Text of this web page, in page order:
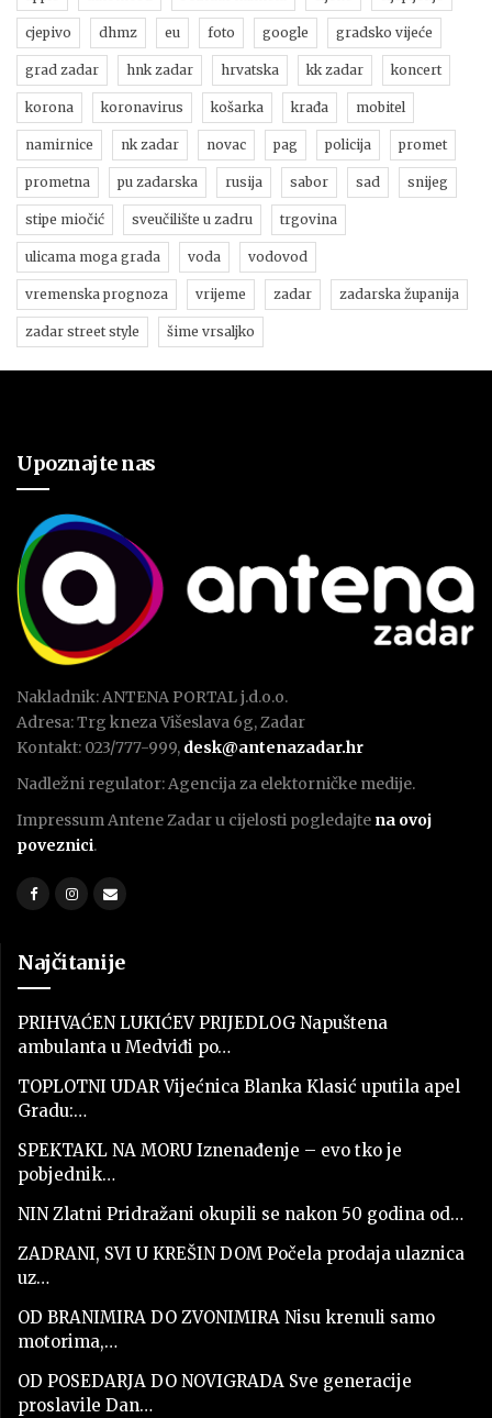
cjepivo dhmz eu foto google gradsko vijeće
grad zadar hnk zadar hrvatska kk zadar koncert
korona koronavirus košarka krađa mobitel
namirnice nk zadar novac pag policija promet
prometna pu zadarska rusija sabor sad snijeg
stipe miočić sveučilište u zadru trgovina
ulicama moga grada voda vodovod
vremenska prognoza vrijeme zadar zadarska županija
zadar street style šime vrsaljko
Upoznajte nas
Nakladnik: ANTENA PORTAL j.d.o.o.
Adresa: Trg kneza Višeslava 6g, Zadar
Kontakt: 023/777-999, desk@antenazadar.hr
Nadležni regulator: Agencija za elektorničke medije.
Impressum Antene Zadar u cijelosti pogledajte na ovoj
poveznici.
Najčitanije
PRIHVAĆEN LUKIĆEV PRIJEDLOG Napuštena
ambulanta u Medviđi po…
TOPLOTNI UDAR Vijećnica Blanka Klasić uputila apel
Gradu:…
SPEKTAKL NA MORU Iznenađenje – evo tko je
pobjednik…
NIN Zlatni Pridražani okupili se nakon 50 godina od…
ZADRANI, SVI U KREŠIN DOM Počela prodaja ulaznica
uz…
OD BRANIMIRA DO ZVONIMIRA Nisu krenuli samo
motorima,…
OD POSEDARJA DO NOVIGRADA Sve generacije
proslavile Dan…